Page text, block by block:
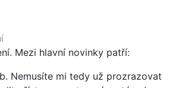
Mezi hlavní novinky patří:
Nemusíte mi tedy už prozrazovat